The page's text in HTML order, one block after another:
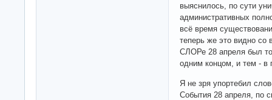
выяснилось, по сути
административных
всё время
теперь же это видно со
СЛОРе 28 апреля был
одним концом, и тем - в
Я не зря упортебил
События 28 апреля, по